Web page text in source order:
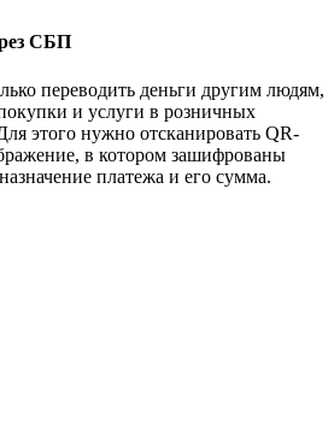
СБП
переводить деньги другим людям,
и услуги в розничных
этого нужно отсканировать QR-
в котором зашифрованы
платежа и его сумма.